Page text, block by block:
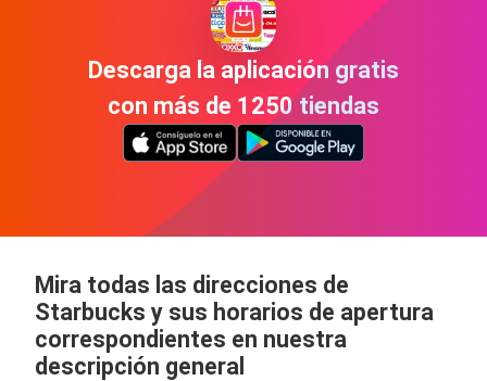
Descarga la aplicación gratis
con más de 1250 tiendas
Mira todas las direcciones de
Starbucks y sus horarios de apertura
correspondientes en nuestra
descripción general